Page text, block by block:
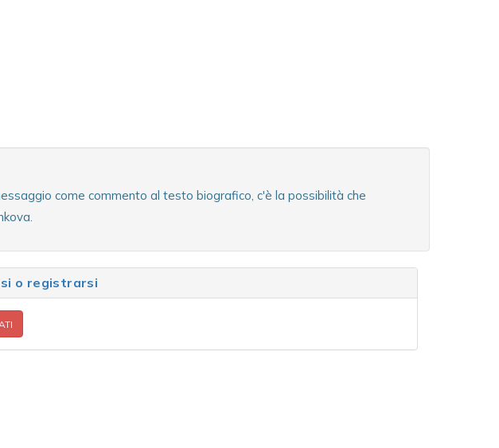
come commento al testo biografico, c'è la possibilità che
o registrarsi